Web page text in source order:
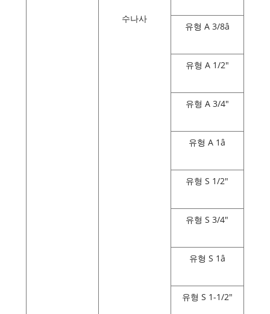
수나사
유형 A 3/8â
유형 A 1/2"
유형 A 3/4"
유형 A 1â
유형 S 1/2"
유형 S 3/4"
유형 S 1â
유형 S 1-1/2"